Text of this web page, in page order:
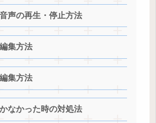
声の再生・停止方法
集方法
集方法
なかった時の対処法